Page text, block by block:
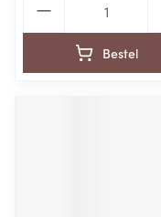
Bestel